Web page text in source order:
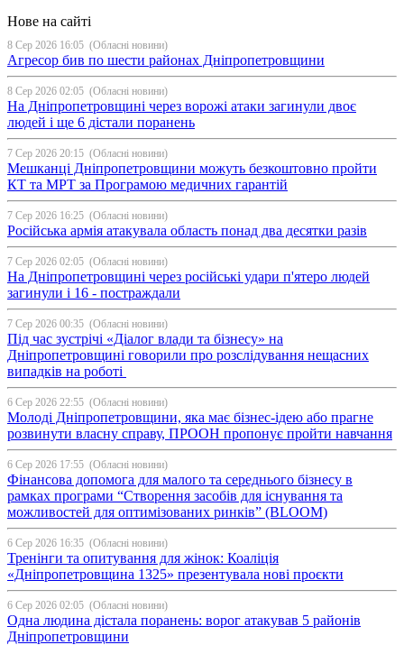
Нове на сайті
8 Сер 2026 16:05 (Обласні новини)
Агресор бив по шести районах Дніпропетровщини
8 Сер 2026 02:05 (Обласні новини)
На Дніпропетровщині через ворожі атаки загинули двоє
людей і ще 6 дістали поранень
7 Сер 2026 20:15 (Обласні новини)
Мешканці Дніпропетровщини можуть безкоштовно пройти
КТ та МРТ за Програмою медичних гарантій
7 Сер 2026 16:25 (Обласні новини)
Російська армія атакувала область понад два десятки разів
7 Сер 2026 02:05 (Обласні новини)
На Дніпропетровщині через російські удари п'ятеро людей
загинули і 16 - постраждали
7 Сер 2026 00:35 (Обласні новини)
Під час зустрічі «Діалог влади та бізнесу» на
Дніпропетровщині говорили про розслідування нещасних
випадків на роботі
6 Сер 2026 22:55 (Обласні новини)
Молоді Дніпропетровщини, яка має бізнес-ідею або прагне
розвинути власну справу, ПРООН пропонує пройти навчання
6 Сер 2026 17:55 (Обласні новини)
Фінансова допомога для малого та середнього бізнесу в
рамках програми “Створення засобів для існування та
можливостей для оптимізованих ринків” (BLOOM)
6 Сер 2026 16:35 (Обласні новини)
Тренінги та опитування для жінок: Коаліція
«Дніпропетровщина 1325» презентувала нові проєкти
6 Сер 2026 02:05 (Обласні новини)
Одна людина дістала поранень: ворог атакував 5 районів
Дніпропетровщини